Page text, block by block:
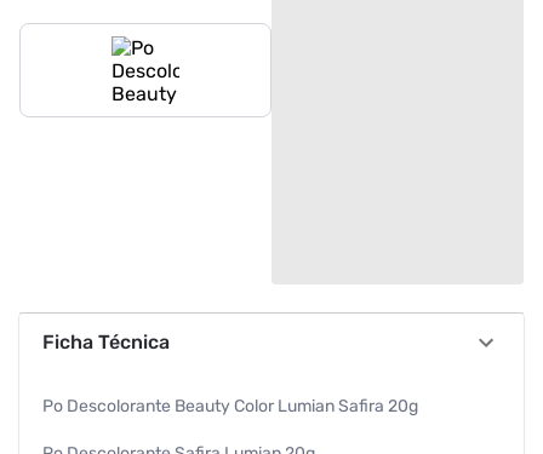
Ficha Técnica
Po Descolorante Beauty Color Lumian Safira 20g